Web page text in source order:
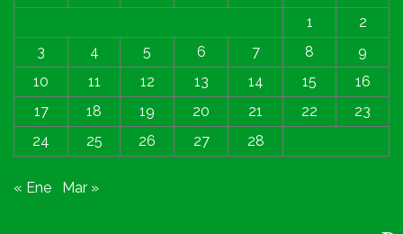
1
2
3
4 5 6 7 8
9
10
11 12 13 14 15
16
17
18 19 20 21 22
23
24
25 26 27 28
« Ene Mar »